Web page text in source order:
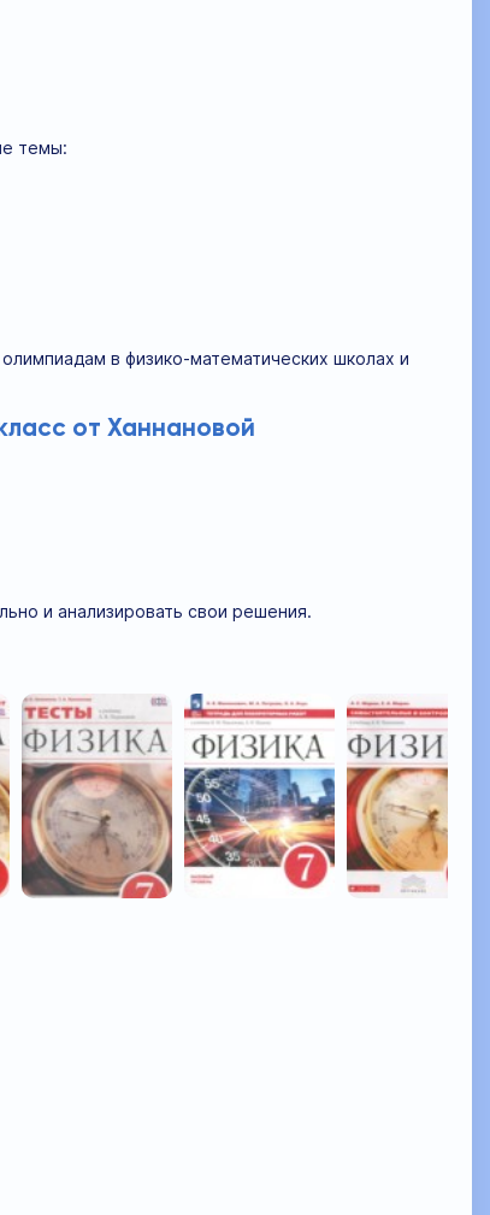
темы:
в физико-математических школах и
от Ханнановой
и анализировать свои решения.